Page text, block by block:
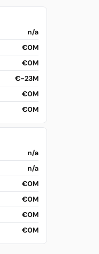
n/a
€0M
€0M
€-23M
€0M
€0M
n/a
n/a
€0M
€0M
€0M
€0M